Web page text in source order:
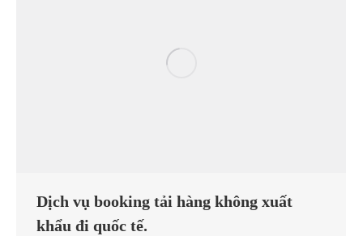
Dịch vụ booking tải hàng không xuất
khẩu đi quốc tế.